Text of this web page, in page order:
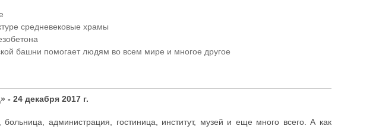
средневековые храмы
башни помогает людям во всем мире и многое другое
- 24 декабря 2017 г.
администрация, гостиница, институт, музей и еще много всего. А как